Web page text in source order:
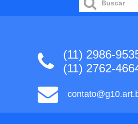
(11) 2986-
(11) 2762-